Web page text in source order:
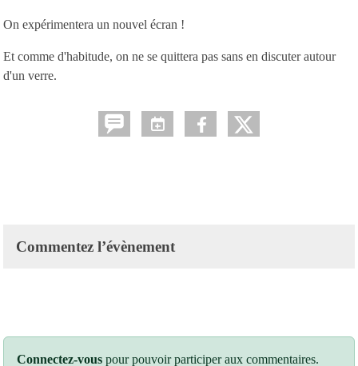
On expérimentera un nouvel écran !
Et comme d'habitude, on ne se quittera pas sans en discuter autour
d'un verre.
Commentez l’évènement
Connectez-vous pour pouvoir participer aux commentaires.